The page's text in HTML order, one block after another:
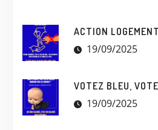
ACTION
19/09/2025
VOTEZ BLEU,
19/09/2025